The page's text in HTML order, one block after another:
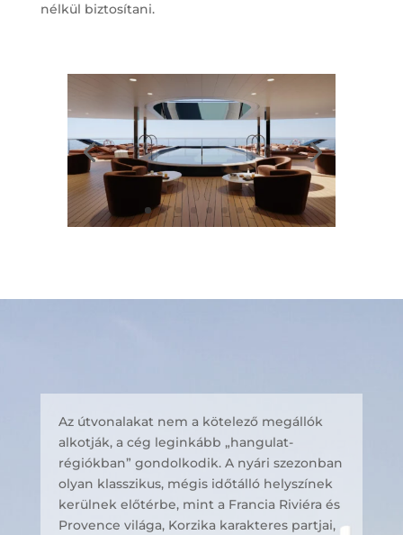
nélkül biztosítani.
Az útvonalakat nem a kötelező megállók
alkotják, a cég leginkább „hangulat-
régiókban” gondolkodik. A nyári szezonban
olyan klasszikus, mégis időtálló helyszínek
kerülnek előtérbe, mint a Francia Riviéra és
Provence világa, Korzika karakteres partjai,